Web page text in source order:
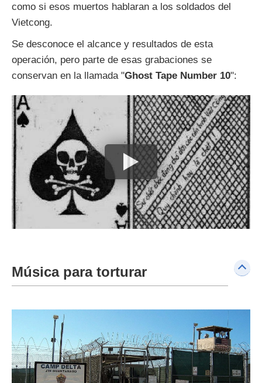
como si esos muertos hablaran a los soldados del
Vietcong.
Se desconoce el alcance y resultados de esta
operación, pero parte de esas grabaciones se
conservan en la llamada "Ghost Tape Number 10":
Música para torturar